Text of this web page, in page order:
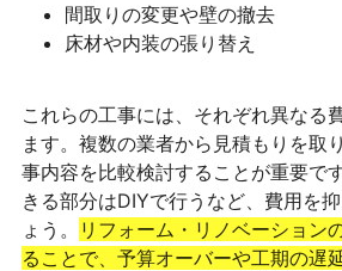
間取りの変更や壁の撤去
床材や内装の張り替え
これらの工事には、それぞれ異なる
ます。複数の業者から見積もりを取
事内容を比較検討することが重要で
きる部分はDIYで行うなど、費用を
ょう。
リフォーム・リノベーション
ることで、予算オーバーや工期の遅